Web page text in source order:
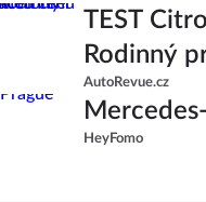
TEST
Rodinný
AutoRevue.cz
HeyFomo